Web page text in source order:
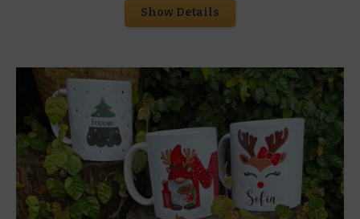
Show Details